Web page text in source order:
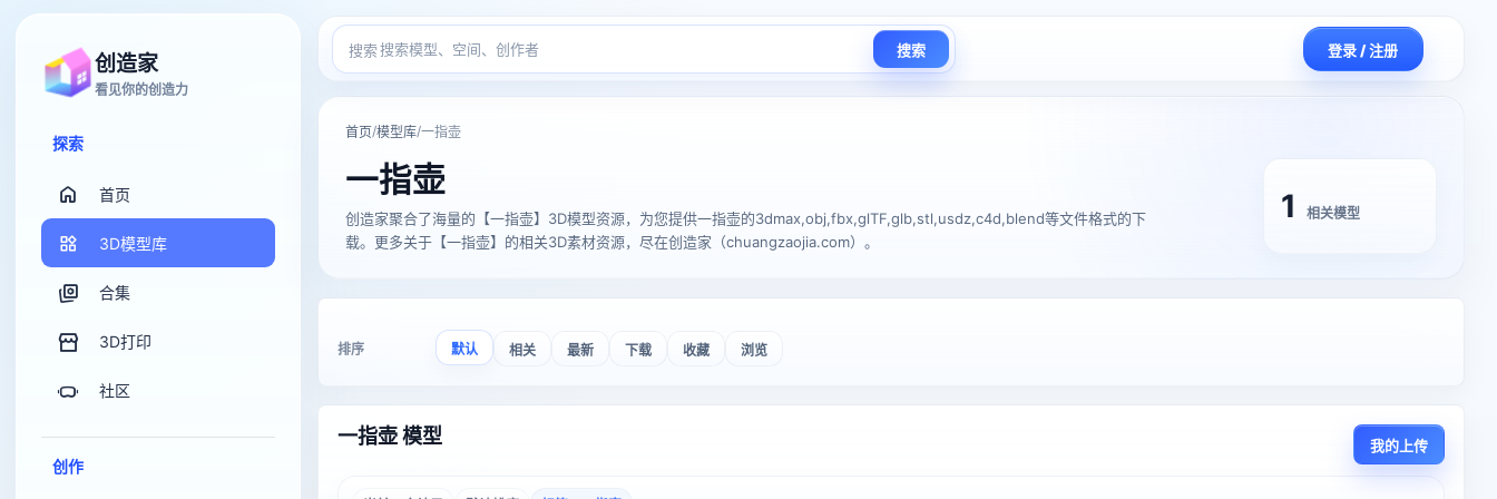
创造家
看见你的创造力
探索
首页
3D模型库
合集
3D打印
社区
创作
搜索 搜索 登录 / 注册
首页/模型库/一指壶
一指壶
创造家聚合了海量的【一指壶】3D模型资源，为您提供一指壶的3dmax,obj,fbx,glTF,glb,stl,usdz,c4d,blend等文件格式的下
载。更多关于【一指壶】的相关3D素材资源，尽在创造家（chuangzaojia.com）。
1 相关模型
排序 默认 相关 最新 下载 收藏 浏览
一指壶 模型 我的上传